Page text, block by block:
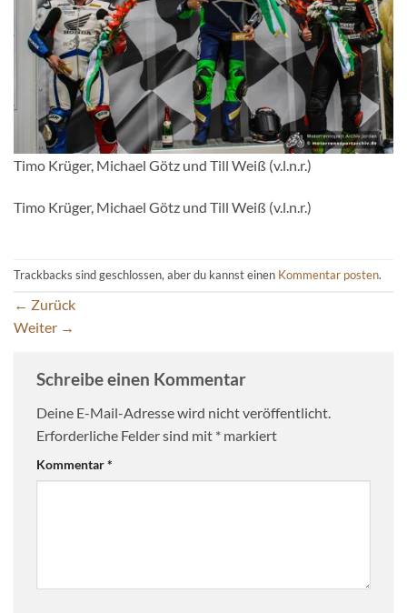
Timo Krüger, Michael Götz und Till Weiß (v.l.n.r.)
Timo Krüger, Michael Götz und Till Weiß (v.l.n.r.)
Trackbacks sind geschlossen, aber du kannst einen Kommentar posten.
← Zurück
Weiter →
Schreibe einen Kommentar
Deine E-Mail-Adresse wird nicht veröffentlicht.
Erforderliche Felder sind mit * markiert
Kommentar*